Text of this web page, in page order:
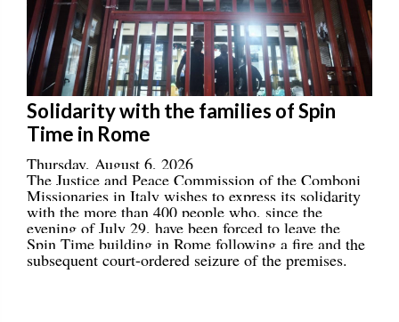
Solidarity with the families of Spin
Time in Rome
Thursday, August 6, 2026
The Justice and Peace Commission of the Comboni
Missionaries in Italy wishes to express its solidarity
with the more than 400 people who, since the
evening of July 29, have been forced to leave the
Spin Time building in Rome following a fire and the
subsequent court-ordered seizure of the premises.